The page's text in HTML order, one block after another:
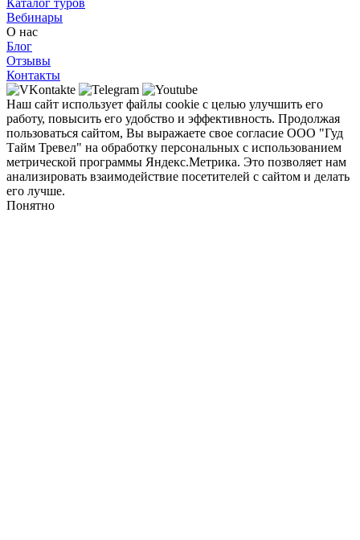
Каталог туров
Вебинары
О нас
Блог
Отзывы
Контакты
Наш сайт использует файлы cookie с целью улучшить его
работу, повысить его удобство и эффективность. Продолжая
пользоваться сайтом, Вы выражаете свое согласие ООО "Гуд
Тайм Тревел" на обработку персональных с использованием
метрической программы Яндекс.Метрика. Это позволяет нам
анализировать взаимодействие посетителей с сайтом и делать
его лучше.
Понятно